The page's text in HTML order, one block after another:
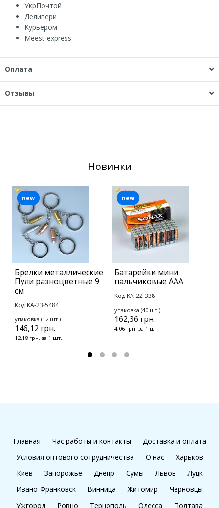
УкрПочтой
Деливери
Курьером
Мeest-express
Оплата
Отзывы
Новинки
Брелки металлические
Пули разноцветные 9
см
Код KA-23-5484
упаковка (12 шт.)
146,12 грн.
12,18 грн. за 1 шт.
new
Батарейки мини
пальчиковые ААА
Код KA-22-338
упаковка (40 шт.)
162,36 грн.
4,06 грн. за 1 шт.
new
Главная Час работы и контакты
Доставка и оплата
Условия оптового сотрудничества
О нас
Харьков
Киев
Запорожье Днепр Сумы Львов
Луцк
Ивано-Франковск
Винница Житомир
Черновцы
Ужгород
Ровно Тернополь Одесса Полтава